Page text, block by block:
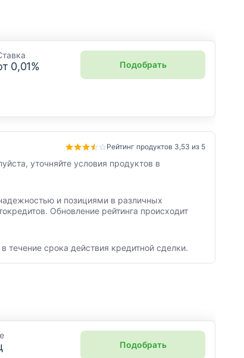
0,01% Подобрать
Рейтинг продуктов 3,53 из 5
уточняйте условия продуктов в
и позициями в различных
Обновление рейтинга происходит
течение срока действия кредитной сделки.
Подобрать